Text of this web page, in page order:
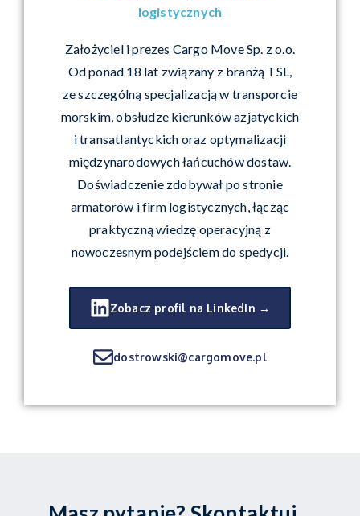
logistycznych
Założyciel i prezes Cargo Move Sp. z o.o.
Od ponad 18 lat związany z branżą TSL,
ze szczególną specjalizacją w transporcie
morskim, obsłudze kierunków azjatyckich
i transatlantyckich oraz optymalizacji
międzynarodowych łańcuchów dostaw.
Doświadczenie zdobywał po stronie
armatorów i firm logistycznych, łącząc
praktyczną wiedzę operacyjną z
nowoczesnym podejściem do spedycji.
Zobacz profil na LinkedIn →
dostrowski@cargomove.pl